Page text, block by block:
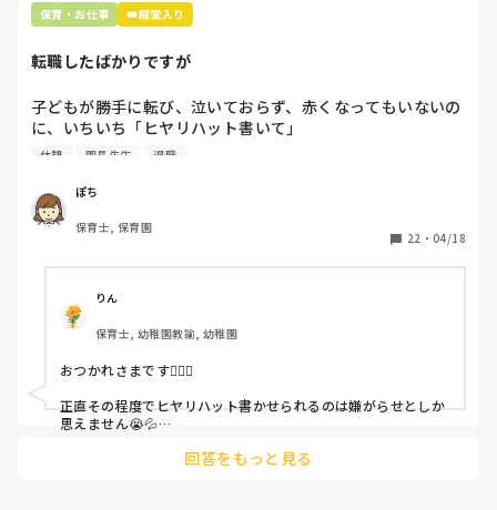
保育・お仕事 👑殿堂入り
転職したばかりですが
子どもが勝手に転び、泣いておらず、赤くなってもいないの
に、いちいち「ヒヤリハット書いて」
と書かされ
（そう言う本人は書かない）
しかも、上司に↑この内容でも
ちゃんと考えて対策を練って書き込むようにと。
呼ばれて一緒に対策を考えさせられること多数
これだけで30〜40分拘束されて辛いです
皆さんの園はどうですか?
休憩 園長先生 退職
ぽち
保育士, 保育園
22 ・ 04/18
りん
保育士, 幼稚園教諭, 幼稚園
おつかれさまです🙇🏻‍♀️
正直その程度でヒヤリハット書かせられるのは嫌がらせとしか
思えません😭💦
回答をもっと見る